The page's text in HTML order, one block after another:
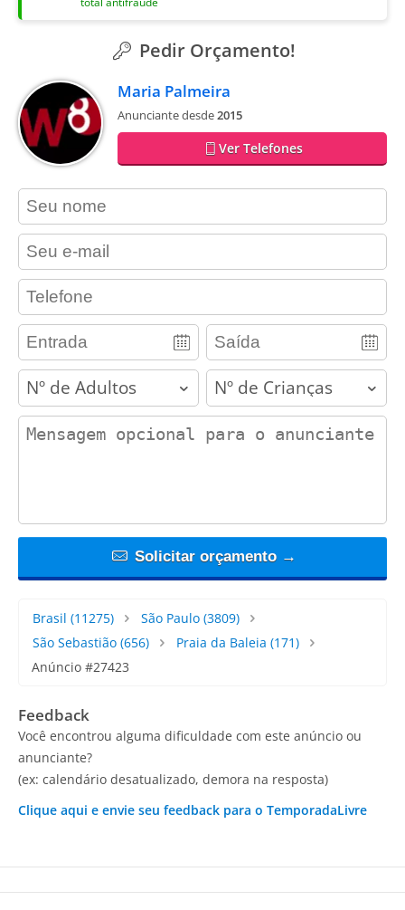
Pedir Orçamento!
Maria Palmeira
Anunciante desde2015
Ver Telefones
contact_name
contact_email
contact_phone
adults children
contact_message
Solicitar orçamento →
Brasil (11275) São Paulo(3809)
São Sebastião (656) Praia da Baleia (171)
Anúncio #27423
Feedback
Você encontrou alguma dificuldade com este anúncio ou
anunciante?
(ex: calendário desatualizado, demora na resposta)
Clique aqui e envie seu feedback para o TemporadaLivre